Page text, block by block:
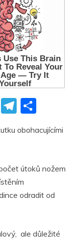
Vi T
e
a
m
ar
obohacujícími
útoků nožem
odradit od
ale důležité